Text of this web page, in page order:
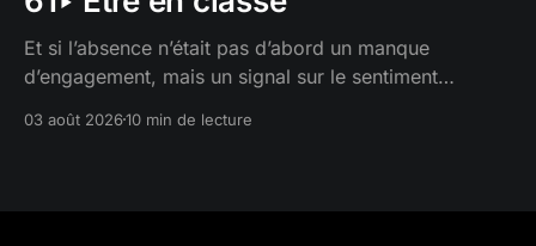
dans les enjeux systémiques
contemporains
Pour cultiver des communautés de pratique :
d'écosystèmes d'échanges entre
Et si l’absence n’était pas d’abord un manque
d’engagement, mais un signal sur le sentiment
03 août 202610 min de lecture